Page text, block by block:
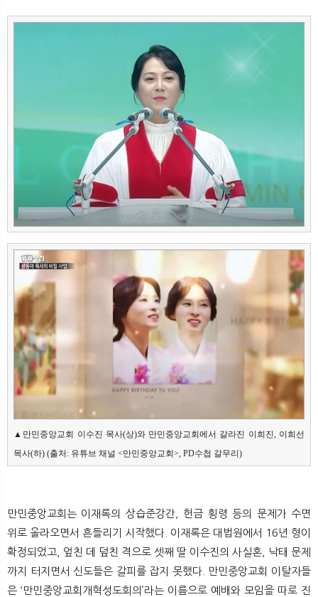
▲만민중앙교회 이수진 목사(상)와 만민중앙교회에서 갈라진 이희진, 이희선
목사(하) (출처: 유튜브 채널 <만민중앙교회>, PD수첩 갈무리)
만민중앙교회는 이재록의 상습준강간, 헌금 횡령 등의 문제가 수면
위로 올라오면서 흔들리기 시작했다. 이재록은 대법원에서 16년 형이
확정되었고, 엎친 데 덮친 격으로 셋째 딸 이수진의 사실혼, 낙태 문제
까지 터지면서 신도들은 갈피를 잡지 못했다. 만민중앙교회 이탈자들
은 ‘만민중앙교회개혁성도회의’라는 이름으로 예배와 모임을 따로 진